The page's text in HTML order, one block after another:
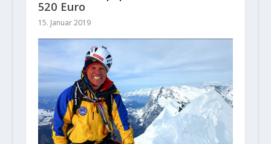
520 Euro
15. Januar 2019